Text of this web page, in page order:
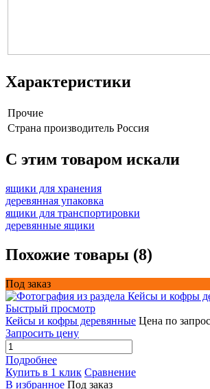
Характеристики
Прочие
Страна производитель Россия
C этим товаром искали
ящики для хранения
деревянная упаковка
ящики для транспортировки
деревянные ящики
Похожие товары (8)
Под заказ
Быстрый просмотр
Кейсы и кофры деревянные Цена по
Запросить цену
Подробнее
Купить в 1 клик Сравнение
В избранное Под заказ